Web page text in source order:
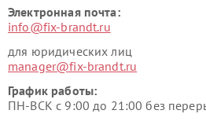
Электронная почта:
info@fix-brandt.ru
для юридических лиц
manager@fix-brandt.ru
График работы:
ПН-ВСК с 9:00 до 21:00 без